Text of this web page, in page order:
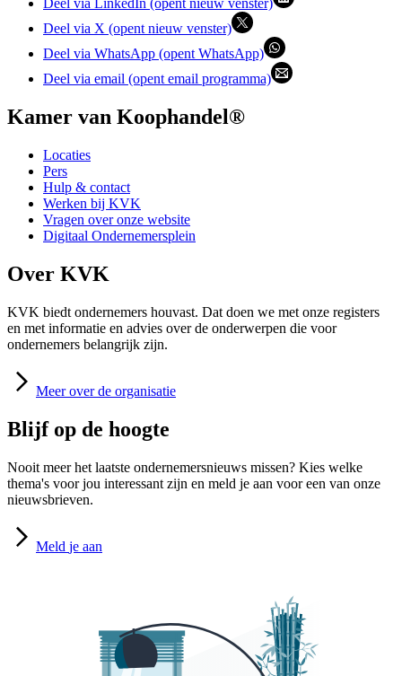
Deel via LinkedIn (opent nieuw venster)
Deel via X (opent nieuw venster)
Deel via WhatsApp (opent WhatsApp)
Deel via email (opent email programma)
Kamer van Koophandel®
Locaties
Pers
Hulp & contact
Werken bij KVK
Vragen over onze website
Digitaal Ondernemersplein
Over KVK
KVK biedt ondernemers houvast. Dat doen we met onze registers
en met informatie en advies over de onderwerpen die voor
ondernemers belangrijk zijn.
Meer over de organisatie
Blijf op de hoogte
Nooit meer het laatste ondernemersnieuws missen? Kies welke
thema's voor jou interessant zijn en meld je aan voor een van onze
nieuwsbrieven.
Meld je aan